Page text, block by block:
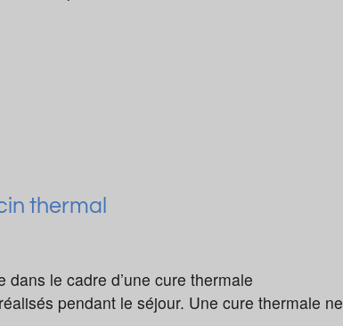
thermal
le cadre d’une cure thermale
pendant le séjour. Une cure thermale ne